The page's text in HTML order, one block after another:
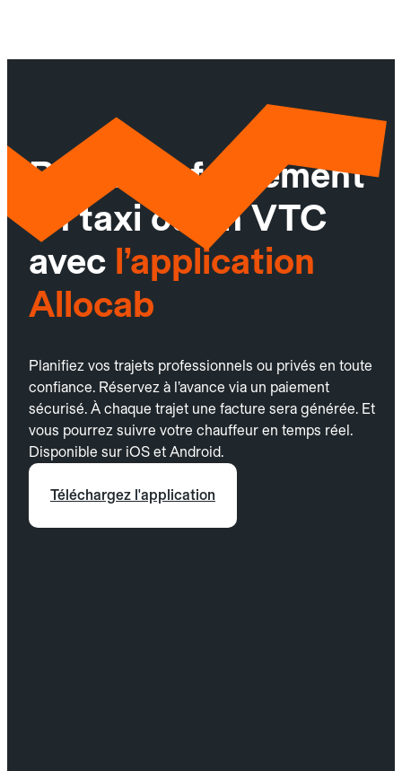
Réservez facilement
un taxi ou un VTC
avec l’application
Allocab
Planifiez vos trajets professionnels ou privés en toute
confiance. Réservez à l’avance via un paiement
sécurisé. À chaque trajet une facture sera générée. Et
vous pourrez suivre votre chauffeur en temps réel.
Disponible sur iOS et Android.
Téléchargez l'application